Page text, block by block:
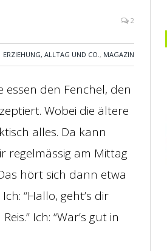
2
ERZIEHUNG, ALLTAG UND CO. , MAGAZIN
essen den Fenchel, den
Wobei die ältere
alles. Da kann
regelmässig am Mittag
hört sich dann etwa
“Hallo, geht’s dir
Ich: “War’s gut in